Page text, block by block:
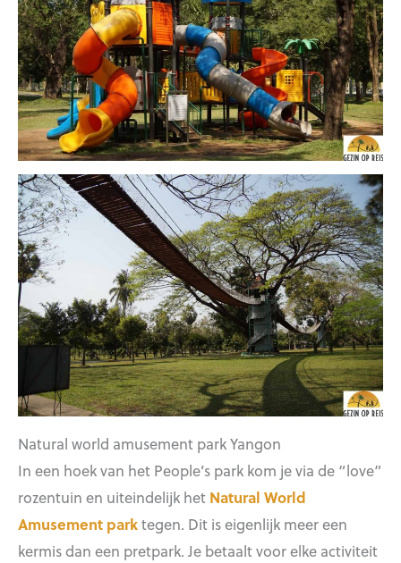
Natural world amusement park Yangon
In een hoek van het People’s park kom je via de “love”
rozentuin en uiteindelijk het Natural World
Amusement parktegen. Dit is eigenlijk meer een
kermis dan een pretpark. Je betaalt voor elke activiteit